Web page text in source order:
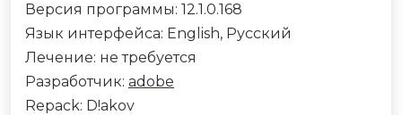
Версия программы: 12.1.0.168
Язык интерфейса: English, Русский
Лечение: не требуется
Разработчик: adobe
Repack: D!akov